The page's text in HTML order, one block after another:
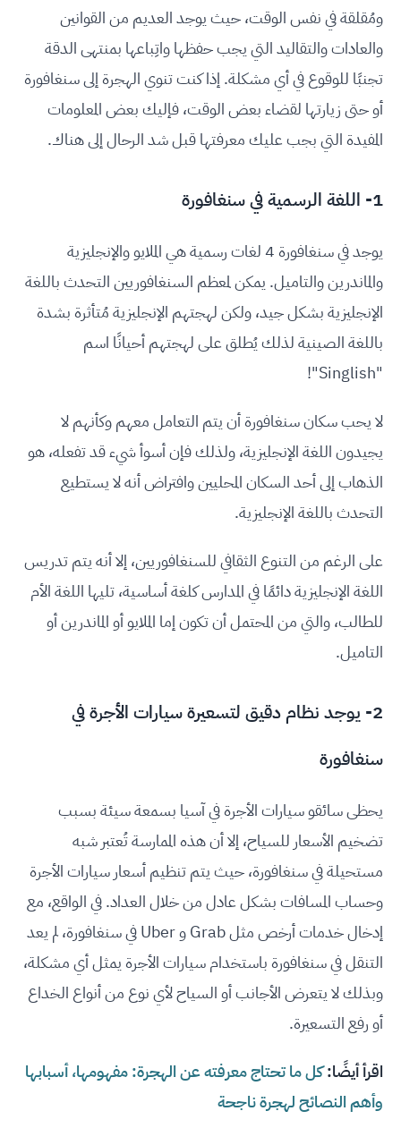
ومُقلقة في نفس الوقت، حيث يوجد العديم من القوانين
والعادات والتقاليد التي يجب حفظها واتِباعها بمنتهى الدقة
تجنبًا للوقوع في أي مشكلة. إذا كنت تنوي الهجرة إلى سنغافورة
أو حتى زيارتها لقضاء بعض الوقت، فإليك بعض المعلومات
المفيدة التي بجب عليك معرفتها قبل شد الرحال إلى هناك.
1- اللغة الرسمية في سنغافورة
يوجد في سنغافورة 4 لغات رسمية هي الملايو والإنجليزية
والماندرين والتاميل. يمكن لمعظم السنغافوريين التحدث باللغة
الإنجليزية بشكل جيد، ولكن لهجتهم الإنجليزية مُتأثرة بشدة
باللغة الصينية لذلك يُطلق على لهجتهم أحيانًا اسم
"Singlish"!
لا يحب سكان سنغافورة أن يتم التعامل معهم وكأنهم لا
يجيدون اللغة الإنجليزية، ولذلك فإن أسوأ شيء قد تفعله، هو
الذهاب إلى أحد السكان المحليين وافتراض أنه لا يستطيع
التحدث باللغة الإنجليزية.
على الرغم من التنوع الثقافي للسنغافوريين، إلا أنه يتم تدريس
اللغة الإنجليزية دائمًا في المدارس كلغة أساسية، تليها اللغة الأم
للطالب، والتي من المحتمل أن تكون إما الملايو أو الماندرين أو
التاميل.
2- يوجد نظام دقيق لتسعيرة سيارات الأجرة في
سنغافورة
يحظى سائقو سيارات الأجرة في آسيا بسمعة سيئة بسبب
تضخيم الأسعار للسياح، إلا أن هذه الممارسة تُعتبر شبه
مستحيلة في سنغافورة، حيث يتم تنظيم أسعار سيارات الأجرة
وحساب المسافات بشكل عادل من خلال العداد. في الواقع، مع
إدخال خدمات أرخص مثل Grab و Uber في سنغافورة، لم يعد
التنقل في سنغافورة باستخدام سيارات الأجرة يمثل أي مشكلة،
وبذلك لا يتعرض الأجانب أو السياح لأي نوع من أنواع الخداع
أو رفع التسعيرة.
اقرأ أيضًا:كل ما تحتاج معرفته عن الهجرة: مفهومها، أسبابها
وأهم النصائح لهجرة ناجحة